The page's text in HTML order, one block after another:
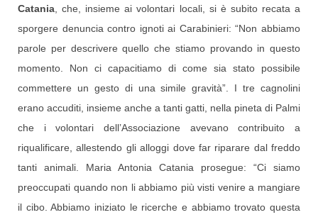
Catania , che, insieme ai volontari locali, si è subito recata a
sporgere denuncia contro ignoti ai Carabinieri: “Non abbiamo
parole per descrivere quello che stiamo provando in questo
momento. Non ci capacitiamo di come sia stato possibile
commettere un gesto di una simile gravità”. I tre cagnolini
erano accuditi, insieme anche a tanti gatti, nella pineta di Palmi
che i volontari dell’Associazione avevano contribuito a
riqualificare, allestendo gli alloggi dove far riparare dal freddo
tanti animali. Maria Antonia Catania prosegue: “Ci siamo
preoccupati quando non li abbiamo più visti venire a mangiare
il cibo. Abbiamo iniziato le ricerche e abbiamo trovato questa